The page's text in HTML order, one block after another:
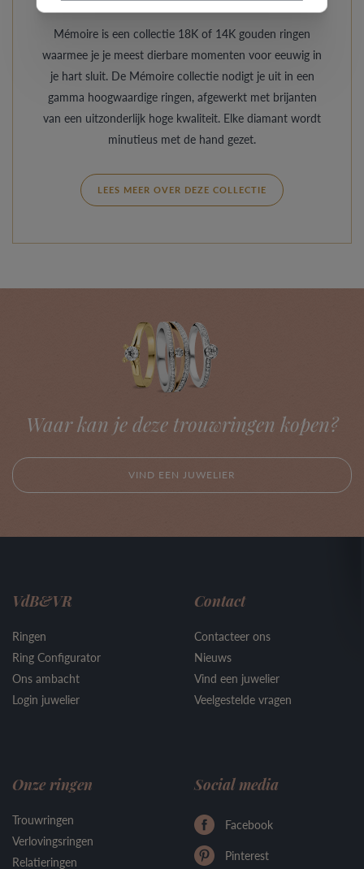
Mémoire is een collectie 18K of 14K gouden ringen
waarmee je je meest dierbare momenten voor eeuwig in
je hart sluit. De Mémoire collectie nodigt je uit in een
gamma hoogwaardige ringen, afgewerkt met brijanten
van een uitzonderlijk hoge kwaliteit. Elke diamant wordt
minutieus met de hand gezet.
LEES MEER OVER DEZE COLLECTIE
Waar kan je deze trouwringen kopen?
VIND EEN JUWELIER
VdB&VR
Ringen
Ring Configurator
Ons ambacht
Login juwelier
Contact
Contacteer ons
Nieuws
Vind een juwelier
Veelgestelde vragen
Onze ringen
Trouwringen
Verlovingsringen
Relatieringen
Social media
Facebook
Pinterest